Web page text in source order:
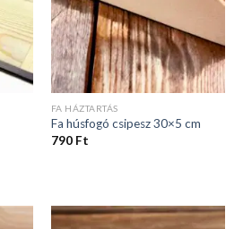
FA HÁZTARTÁS
Fa húsfogó csipesz 30×5 cm
790 Ft